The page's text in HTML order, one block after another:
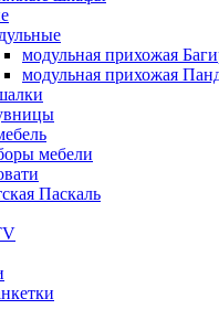
модульная прихожая
модульная прихожая
мебели
Паскаль